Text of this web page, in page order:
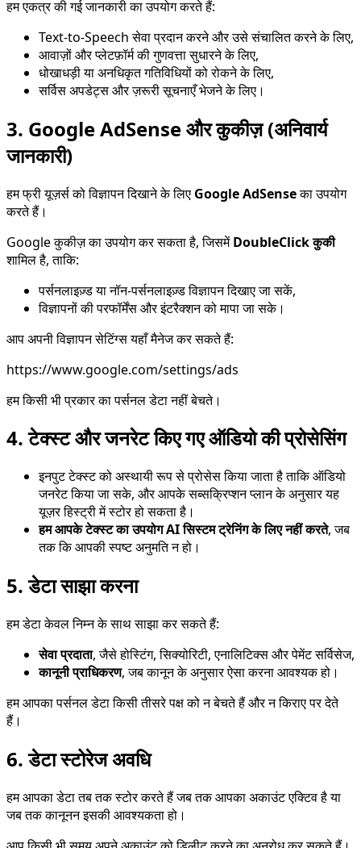
हम एकत्र की गई जानकारी का उपयोग करते हैं:
Text-to-Speech सेवा प्रदान करने और उसे संचालित करने के लिए,
आवाज़ों और प्लेटफ़ॉर्म की गुणवत्ता सुधारने के लिए,
धोखाधड़ी या अनधिकृत गतिविधियों को रोकने के लिए,
सर्विस अपडेट्स और ज़रूरी सूचनाएँ भेजने के लिए।
3. Google AdSense और कुकीज़ (अनिवार्य
जानकारी)
हम फ्री यूज़र्स को विज्ञापन दिखाने के लिए Google AdSenseका उपयोग
करते हैं।
Google कुकीज़ का उपयोग कर सकता है, जिसमेंDoubleClick कुकी
शामिल है, ताकि:
पर्सनलाइज़्ड या नॉन-पर्सनलाइज़्ड विज्ञापन दिखाए जा सकें,
विज्ञापनों की परफॉर्मेंस और इंटरैक्शन को मापा जा सके।
आप अपनी विज्ञापन सेटिंग्स यहाँ मैनेज कर सकते हैं:
https://www.google.com/settings/ads
हम किसी भी प्रकार का पर्सनल डेटा नहीं बेचते।
4. टेक्स्ट और जनरेट किए गए ऑडियो की प्रोसेसिंग
इनपुट टेक्स्ट को अस्थायी रूप से प्रोसेस किया जाता है ताकि ऑडियो
जनरेट किया जा सके, और आपके सब्सक्रिप्शन प्लान के अनुसार यह
यूज़र हिस्ट्री में स्टोर हो सकता है।
हम आपके टेक्स्ट का उपयोग AI सिस्टम ट्रेनिंग के लिए नहीं करते, जब
तक कि आपकी स्पष्ट अनुमति न हो।
5. डेटा साझा करना
हम डेटा केवल निम्न के साथ साझा कर सकते हैं:
सेवा प्रदाता, जैसे होस्टिंग, सिक्योरिटी, एनालिटिक्स और पेमेंट सर्विसेज,
कानूनी प्राधिकरण, जब कानून के अनुसार ऐसा करना आवश्यक हो।
हम आपका पर्सनल डेटा किसी तीसरे पक्ष को न बेचते हैं और न किराए पर देते
हैं।
6. डेटा स्टोरेज अवधि
हम आपका डेटा तब तक स्टोर करते हैं जब तक आपका अकाउंट एक्टिव है या
जब तक कानूनन इसकी आवश्यकता हो।